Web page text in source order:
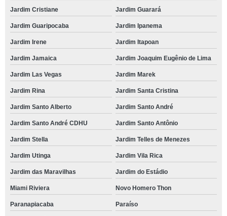
Jardim Cristiane Jardim Guarará
Jardim Guaripocaba Jardim Ipanema
Jardim Irene Jardim Itapoan
Jardim Jamaica Jardim Joaquim Eugênio de Lima
Jardim Las Vegas Jardim Marek
Jardim Rina Jardim Santa Cristina
Jardim Santo Alberto Jardim Santo André
Jardim Santo André CDHU Jardim Santo Antônio
Jardim Stella Jardim Telles de Menezes
Jardim Utinga Jardim Vila Rica
Jardim das Maravilhas Jardim do Estádio
Miami Riviera Novo Homero Thon
Paranapiacaba Paraíso